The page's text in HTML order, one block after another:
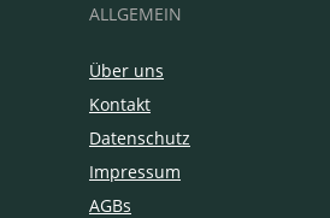
ALLGEMEIN
Über uns
Kontakt
Datenschutz
Impressum
AGBs